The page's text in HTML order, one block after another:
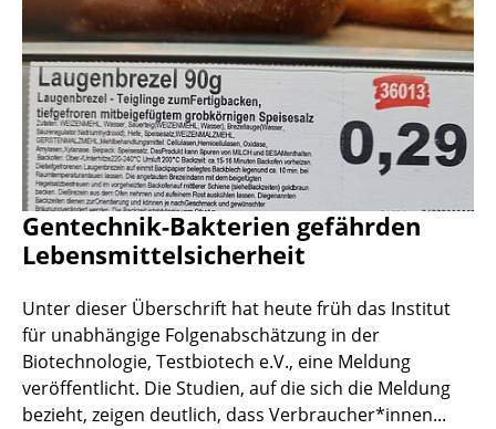
Gentechnik-Bakterien gefährden
Lebensmittelsicherheit
Unter dieser Überschrift hat heute früh das Institut
für unabhängige Folgenabschätzung in der
Biotechnologie, Testbiotech e.V., eine Meldung
veröffentlicht. Die Studien, auf die sich die Meldung
bezieht, zeigen deutlich, dass Verbraucher*innen...